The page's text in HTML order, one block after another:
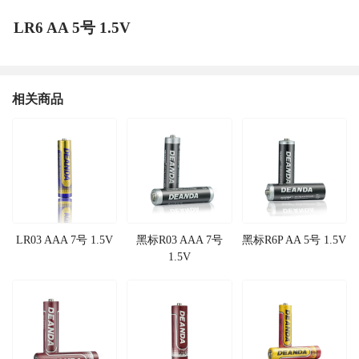
LR6 AA 5号 1.5V
相关商品
LR03 AAA 7号 1.5V
黑标R03 AAA 7号
1.5V
黑标R6P AA 5号 1.5V